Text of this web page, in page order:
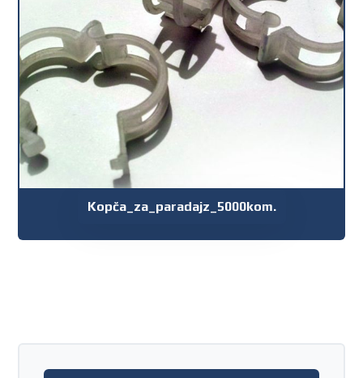
Kopča_za_paradajz_5000kom.